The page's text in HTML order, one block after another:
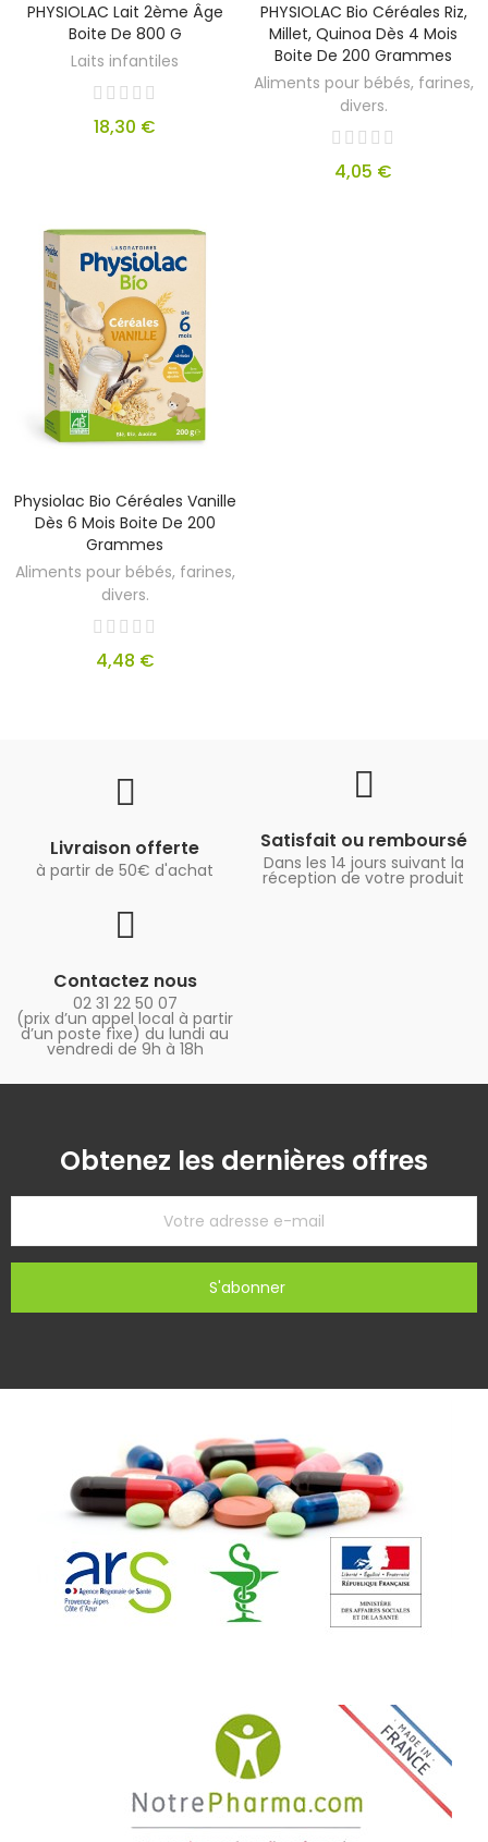
PHYSIOLAC Lait 2ème Âge
Boite De 800 G
Laits infantiles
18,30 €
PHYSIOLAC Bio Céréales Riz,
Millet, Quinoa Dès 4 Mois
Boite De 200 Grammes
Aliments pour bébés, farines,
divers.
4,05 €
Physiolac Bio Céréales Vanille
Dès 6 Mois Boite De 200
Grammes
Aliments pour bébés, farines,
divers.
4,48 €
Livraison offerte
à partir de 50€ d'achat
Satisfait ou remboursé
Dans les 14 jours suivant la
réception de votre produit
Contactez nous
02 31 22 50 07
(prix d’un appel local à partir
d’un poste fixe) du lundi au
vendredi de 9h à 18h
Obtenez les dernières offres
S'abonner